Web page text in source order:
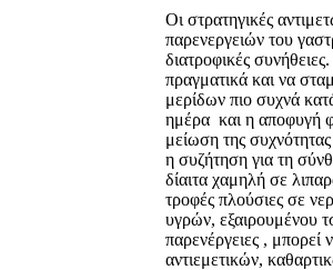
Οι στρατηγικές
παρενεργειών του
διατροφικές
πραγματικά και να
μερίδων πιο συχνά
ημέρα και η αποφυγή
μείωση της
η συζήτηση για τη
δίαιτα χαμηλή σε
τροφές πλούσιες σε
υγρών, εξαιρουμένου
παρενέργειες ,
αντιεμετικών,